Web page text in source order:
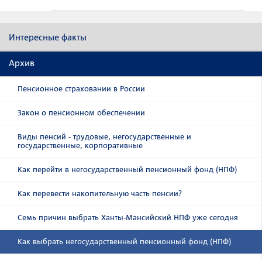
Интересные факты
Архив
Пенсионное страховании в России
Закон о пенсионном обеспечении
Виды пенсий - трудовые, негосударственные и
государственные, корпоративные
Как перейти в негосударственный пенсионный фонд (НПФ)
Как перевести накопительную часть пенсии?
Семь причин выбрать Ханты-Мансийский НПФ уже сегодня
Как выбрать негосударственный пенсионный фонд (НПФ)